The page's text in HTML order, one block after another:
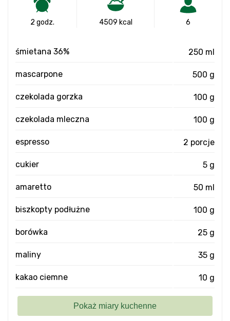
2 godz. 4509 kcal 6
śmietana 36% 250 ml
mascarpone 500 g
czekolada gorzka 100 g
czekolada mleczna 100 g
espresso 2 porcje
cukier 5 g
amaretto 50 ml
biszkopty podłużne 100 g
borówka 25 g
maliny 35 g
kakao ciemne 10 g